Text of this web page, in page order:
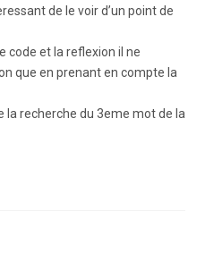
de le voir d’un point de
code et la reflexion il ne
que en prenant en compte la
la recherche du 3eme mot de la